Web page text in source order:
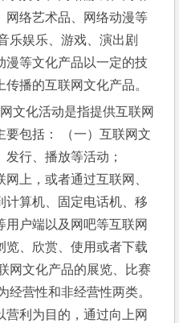
网络艺术品、网络动漫等
乐娱乐、游戏、演出剧
漫等文化产品以一定的技
播的互联网文化产品。
文化活动是指提供互联网
要包括： （一）互联网文
行、播放等活动；
网上，或者通过互联网、
计算机、固定电话机、移
户端以及网吧等互联网
览、欣赏、使用或者下载
网文化产品的展览、比赛
经营性和非经营性两类。
利为目的，通过向上网